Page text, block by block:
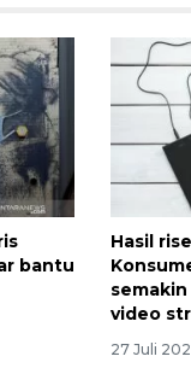
bantu
Hasil
video
27 Juli